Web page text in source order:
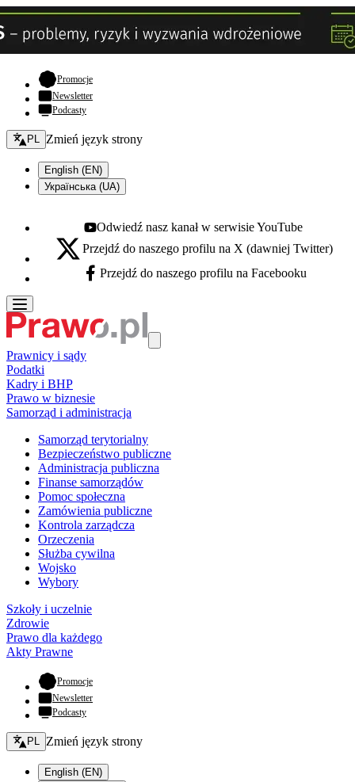
Promocje- otwiera się w nowej karcie
Newsletter
Podcasty
Zmień język - bieżący:
PL Zmień język strony
English (EN)
Українська (UA)
Youtube - otwiera się w nowej karcie
Odwiedź nasz kanał w serwisie YouTube
X - otwiera się w nowej karcie
Przejdź do naszego profilu na X (dawniej Twitter)
Facebook - otwiera się w nowej karcie
Przejdź do naszego profilu na Facebooku
Prawnicy i sądy
Podatki
Kadry i BHP
Prawo w biznesie
Samorząd i administracja
Samorząd terytorialny
Bezpieczeństwo publiczne
Administracja publiczna
Finanse samorządów
Pomoc społeczna
Zamówienia publiczne
Kontrola zarządcza
Orzeczenia
Służba cywilna
Wojsko
Wybory
Szkoły i uczelnie
Zdrowie
Prawo dla każdego
Akty Prawne
Promocje- otwiera się w nowej karcie
Newsletter
Podcasty
Zmień język - bieżący:
PL Zmień język strony
English (EN)